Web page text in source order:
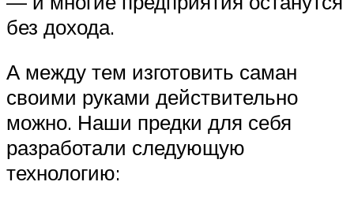
без дохода.
А между тем изготовить саман
своими руками действительно
можно. Наши предки для себя
разработали следующую
технологию: